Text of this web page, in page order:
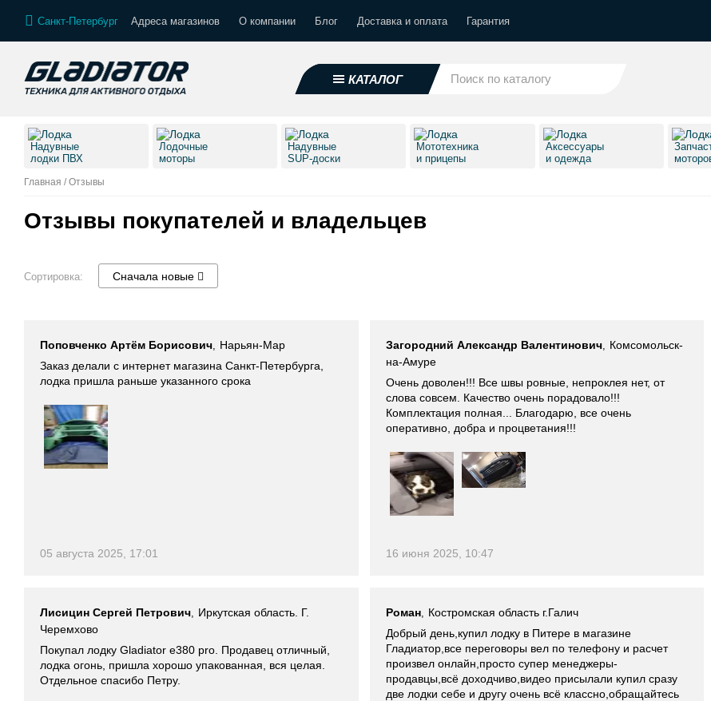
Санкт-Петербург Адреса магазинов О компании Блог Доставка и оплата Гарантия
КАТАЛОГ
Надувные
лодки ПВХ
Лодочные
моторы
Надувные
SUP-доски
Мототехника
и прицепы
Аксессуары
и одежда
Главная / Отзывы
Отзывы покупателей и владельцев
Сортировка: Сначала новые
Поповченко Артём Борисович, Нарьян-Мар
Заказ делали с интернет магазина Санкт-Петербурга,
лодка пришла раньше указанного срока
05 августа 2025, 17:01
Загородний Александр Валентинович, Комсомольск-
на-Амуре
Очень доволен!!! Все швы ровные, непроклея нет, от
слова совсем. Качество очень порадовало!!!
Комплектация полная... Благодарю, все очень
оперативно, добра и процветания!!!
16 июня 2025, 10:47
Лисицин Сергей Петрович, Иркутская область. Г.
Черемхово
Покупал лодку Gladiator e380 pro. Продавец отличный,
лодка огонь, пришла хорошо упакованная, вся целая.
Отдельное спасибо Петру.
Роман, Костромская область г.Галич
Добрый день,купил лодку в Питере в магазине
Гладиатор,все переговоры вел по телефону и расчет
произвел онлайн,просто супер менеджеры-
продавцы,всё доходчиво,видео присылали купил сразу
две лодки себе и другу очень всё классно,обращайтесь